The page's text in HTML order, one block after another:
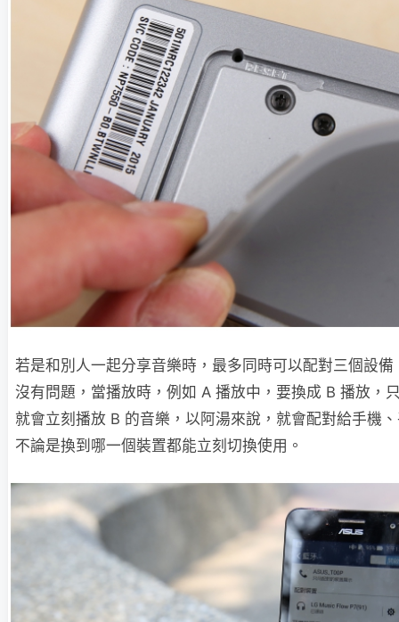
若是和別人一起分享音樂時，最多同時可以配對三個設
沒有問題，當播放時，例如 A 播放中，要換成 B 播放，
就會立刻播放 B 的音樂，以阿湯來說，就會配對給手機
不論是換到哪一個裝置都能立刻切換使用。